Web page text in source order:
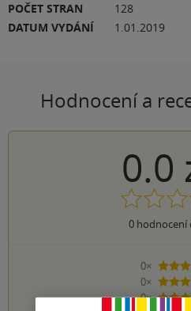
POČET STRAN
128
DATUM VYDÁNÍ
1.01.2019
Hodnocení a
0.0
0hodnocení
0×
0×
4
0×
3